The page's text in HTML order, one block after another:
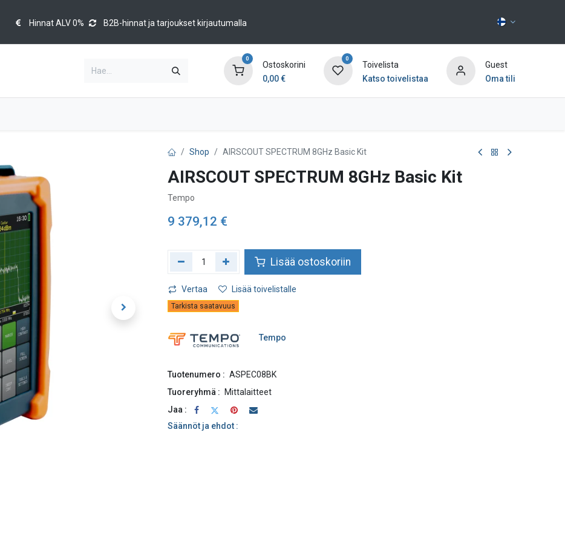
Hinnat ALV 0% B2B-hinnat ja tarjoukset kirjautumalla
0
Ostoskorini
0,00€
0
Toivelista
Katso toivelistaa
Guest
Oma tili
Shop AIRSCOUT SPECTRUM 8GHz Basic Kit
AIRSCOUT SPECTRUM 8GHz Basic Kit
Tempo
9 379,12 €
Lisää ostoskoriin
Vertaa Lisää toivelistalle
Tarkista saatavuus
Tempo
Tuotenumero : ASPEC08BK
Tuoreryhmä :
Mittalaitteet
Jaa :
Säännöt ja ehdot :